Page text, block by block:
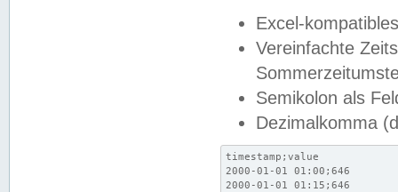
Excel-
Vereinfachte
Semikolon als
Dezimalkomma
timestamp;value
2000-01-01 01:00;646
2000-01-01 01:15;646